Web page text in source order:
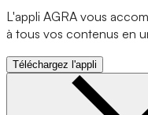
L'appli AGRA vous
à tous vos contenus en
Téléchargez l'appli